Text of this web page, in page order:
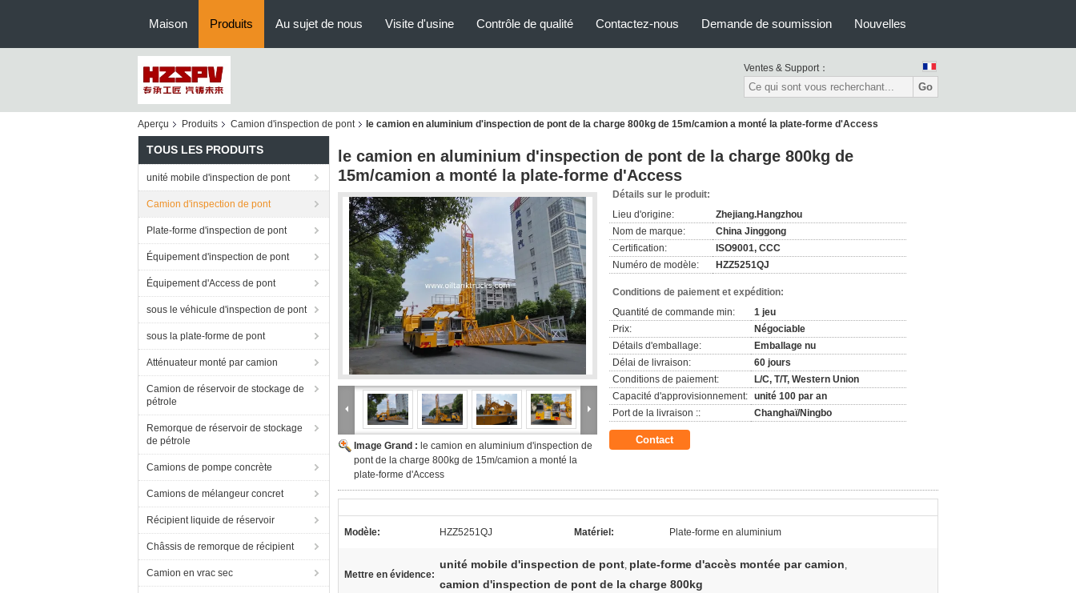
Maison Produits Au sujet de nous Visite d'usine Contrôle de qualité Contactez-nous Demande de soumission Nouvelles
Ventes & Support：
Go
Aperçu Produits Camion d'inspection de pont le camion en aluminium d'inspection de pont de la charge 800kg de 15m/camion a monté la plate-forme d'Access
TOUS LES PRODUITS
unité mobile d'inspection de pont
Camion d'inspection de pont
Plate-forme d'inspection de pont
Équipement d'inspection de pont
Équipement d'Access de pont
sous le véhicule d'inspection de pont
sous la plate-forme de pont
Atténuateur monté par camion
Camion de réservoir de stockage de
pétrole
Remorque de réservoir de stockage
de pétrole
Camions de pompe concrète
Camions de mélangeur concret
Récipient liquide de réservoir
Châssis de remorque de récipient
Camion en vrac sec
le camion en aluminium d'inspection de pont de la charge 800kg de
15m/camion a monté la plate-forme d'Access
Image Grand : le camion en aluminium d'inspection de
pont de la charge 800kg de 15m/camion a monté la
plate-forme d'Access
Détails sur le produit:
Lieu d'origine:
Zhejiang.Hangzhou
Nom de marque:
China Jinggong
Certification:
ISO9001, CCC
Numéro de modèle:
HZZ5251QJ
Conditions de paiement et expédition:
Quantité de commande min:
1 jeu
Prix:
Négociable
Détails d'emballage:
Emballage nu
Délai de livraison:
60 jours
Conditions de paiement:
L/C, T/T, Western Union
Capacité d'approvisionnement: unité 100 par an
Port de la livraison ::
Changhaï/Ningbo
Contact
Modèle: HZZ5251QJ Matériel: Plate-forme en aluminium
Mettre en évidence:
unité mobile d'inspection de pont, plate-forme d'accès montée par camion,
camion d'inspection de pont de la charge 800kg